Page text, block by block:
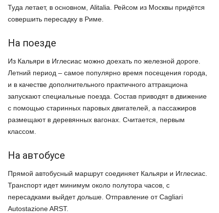
Туда летает, в основном, Alitalia. Рейсом из Москвы придётся
совершить пересадку в Риме.
На поезде
Из Кальяри в Иглесиас можно доехать по железной дороге.
Летний период – самое популярно время посещения города,
и в качестве дополнительного практичного аттракциона
запускают специальные поезда. Состав приводят в движение
с помощью старинных паровых двигателей, а пассажиров
размещают в деревянных вагонах. Считается, первым
классом.
На автобусе
Прямой автобусный маршрут соединяет Кальяри и Иглесиас.
Транспорт идет минимум около полутора часов, с
пересадками выйдет дольше. Отправление от Cagliari
Autostazione ARST.